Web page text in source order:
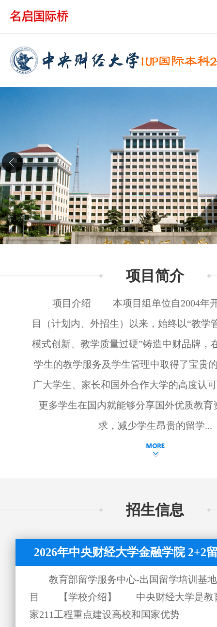
项目简介
项目介绍 本项目组单位自2004年开
目（计划内、外招生）以来，始终以“教学
模式创新、教学质量过硬”铸造中财品牌，
学生的教学服务及学生管理中取得了宝贵
广大学生、家长和国外合作大学的高度
更多学生在国内就能够分享国外优质教育
求，减少学生昂贵的留学...
招生信息
2026年中央财经大学金融学院 2+2
教育部留学服务中心-出国留学培训基地
目 【学校介绍】 中央财经大学是教
家211工程重点建设高校和国家优势